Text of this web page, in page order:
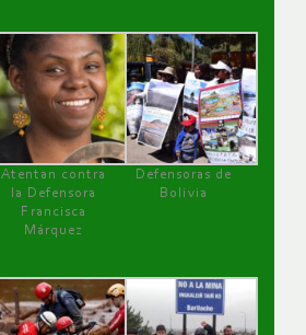
Atentan contra
la Defensora
Francisca
Márquez
Defensoras de
Bolivia